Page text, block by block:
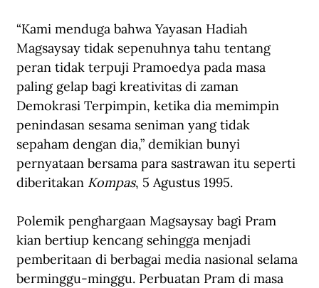
“Kami menduga bahwa Yayasan Hadiah
Magsaysay tidak sepenuhnya tahu tentang
peran tidak terpuji Pramoedya pada masa
paling gelap bagi kreativitas di zaman
Demokrasi Terpimpin, ketika dia memimpin
penindasan sesama seniman yang tidak
sepaham dengan dia,” demikian bunyi
pernyataan bersama para sastrawan itu seperti
diberitakan Kompas, 5 Agustus 1995.
Polemik penghargaan Magsaysay bagi Pram
kian bertiup kencang sehingga menjadi
pemberitaan di berbagai media nasional selama
berminggu-minggu. Perbuatan Pram di masa